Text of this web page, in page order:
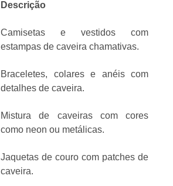
Descrição
Camisetas e vestidos com
estampas de caveira chamativas.
Braceletes, colares e anéis com
detalhes de caveira.
Mistura de caveiras com cores
como neon ou metálicas.
Jaquetas de couro com patches de
caveira.